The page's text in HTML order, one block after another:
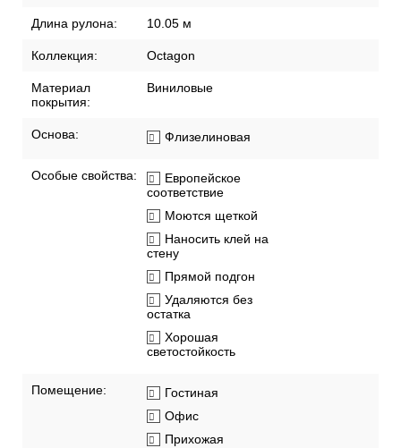
Длина рулона: 10.05 м
Коллекция: Octagon
Материал
покрытия:
Виниловые
Основа: Флизелиновая
Особые свойства:
Европейское
соответствие
Моются щеткой
Наносить клей на
стену
Прямой подгон
Удаляются без
остатка
Хорошая
светостойкость
Помещение:
Гостиная
Офис
Прихожая